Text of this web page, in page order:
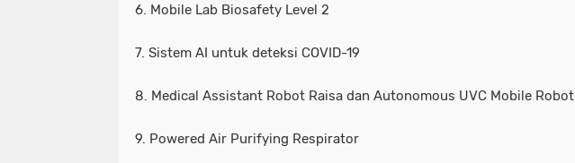
6. Mobile Lab Biosafety Level 2
7. Sistem AI untuk deteksi COVID-19
8. Medical Assistant Robot Raisa dan Autonomous UVC Mobile Robot
9. Powered Air Purifying Respirator